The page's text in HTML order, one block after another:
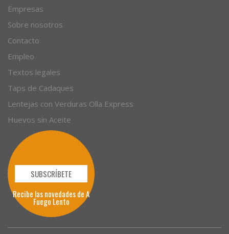
Empresas
Sobre nosotros
Contacto
Empleo
Textos legales
Taps de Cadaques
Lentejas con Verduras Olla Express
Huevos sin Aceite
SUBSCRÍBETE
Recibe las novedades de A
Fuego Lento